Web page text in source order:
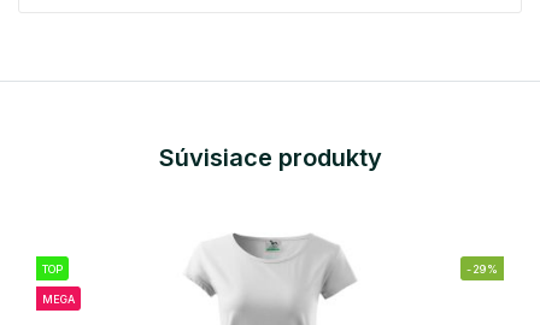
Súvisiace produkty
TOP
MEGA
-29%